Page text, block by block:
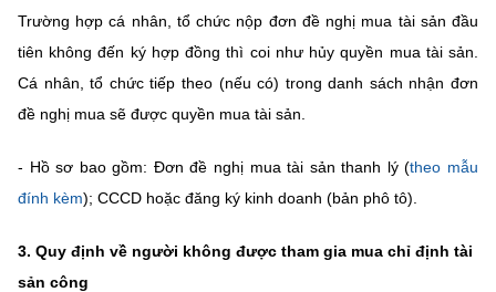
Trường hợp cá nhân, tổ chức nộp đơn đề nghị mua tài sản đầu
tiên không đến ký hợp đồng thì coi như hủy quyền mua tài sản.
Cá nhân, tổ chức tiếp theo (nếu có) trong danh sách nhận đơn
đề nghị mua sẽ được quyền mua tài sản.
- Hồ sơ bao gồm: Đơn đề nghị mua tài sản thanh lý (theo mẫu
đính kèm); CCCD hoặc đăng ký kinh doanh (bản phô tô).
3. Quy định về người không được tham gia mua chỉ định tài
sản công